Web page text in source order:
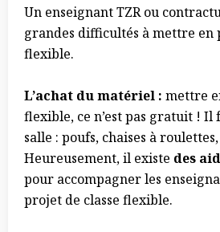
Un enseignant TZR ou
grandes difficultés à mettre en
flexible.
L’achat du matériel : mettre
flexible, ce n’est pas gratuit ! Il
salle : poufs, chaises à
Heureusement, il existe des
pour accompagner les
projet de classe flexible.